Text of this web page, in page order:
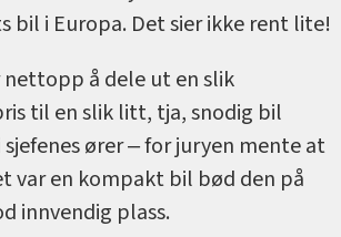
bil i Europa. Det sier ikke rent lite!
å dele ut en slik
til en slik litt, tja, snodig bil
ører ‒ for juryen mente at
var en kompakt bil bød den på
innvendig plass.